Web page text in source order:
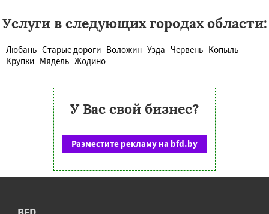
Услуги в следующих городах области:
Любань Старые дороги Воложин Узда Червень Копыль
Крупки Мядель Жодино
У Вас свой бизнес?
Разместите рекламу на bfd.by